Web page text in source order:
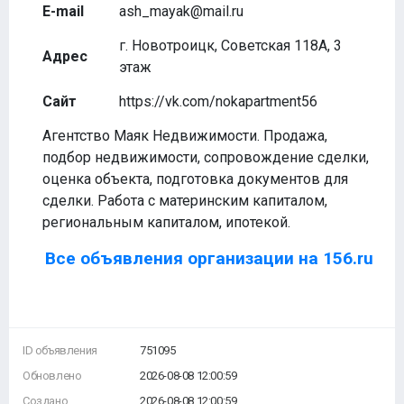
E-mail ash_mayak@mail.ru
Адрес
г. Новотроицк, Советская 118А, 3
этаж
Сайт
https://vk.com/nokapartment56
Агентство Маяк Недвижимости. Продажа,
подбор недвижимости, сопровождение сделки,
оценка объекта, подготовка документов для
сделки. Работа с материнским капиталом,
региональным капиталом, ипотекой.
Все объявления организации на 156.ru
ID объявления
Обновлено
Создано
751095
2026-08-08 12:00:59
2026-08-08 12:00:59